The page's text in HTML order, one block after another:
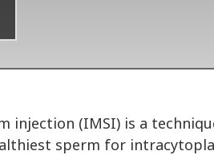
injection (IMSI) is a
sperm for